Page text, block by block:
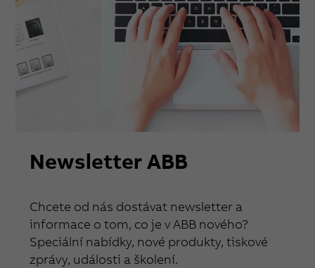
Newsletter ABB
Chcete od nás dostávat newsletter a
informace o tom, co je v ABB nového?
Speciální nabídky, nové produkty, tiskové
zprávy, události a školení.